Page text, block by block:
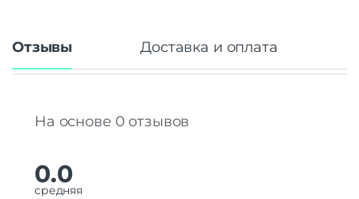
Отзывы Доставка и оплата
На основе 0 отзывов
0.0
средняя